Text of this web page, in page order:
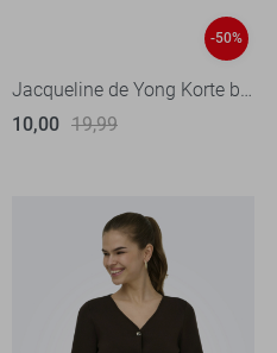
-50%
Jacqueline de Yong Korte broek
10,00 19,99